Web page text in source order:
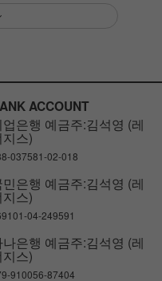
ACCOUNT
업은행 예금주:김석영 (레
지스)
037581-02-018
민은행 예금주:김석영 (레
지스)
04-249591
은행 예금주:김석영 (레
지스)
910056-87404